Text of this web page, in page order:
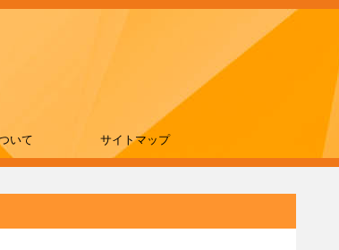
いて サイトマップ